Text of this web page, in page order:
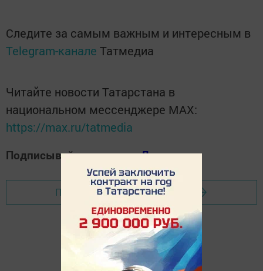
Следите за самым важным и интересным в
Telegram-канале Татмедиа
Читайте новости Татарстана в
национальном мессенджере MАХ:
https://max.ru/tatmedia
Подписывайтесь на нашДзен-канал
Перейти на страницу новости